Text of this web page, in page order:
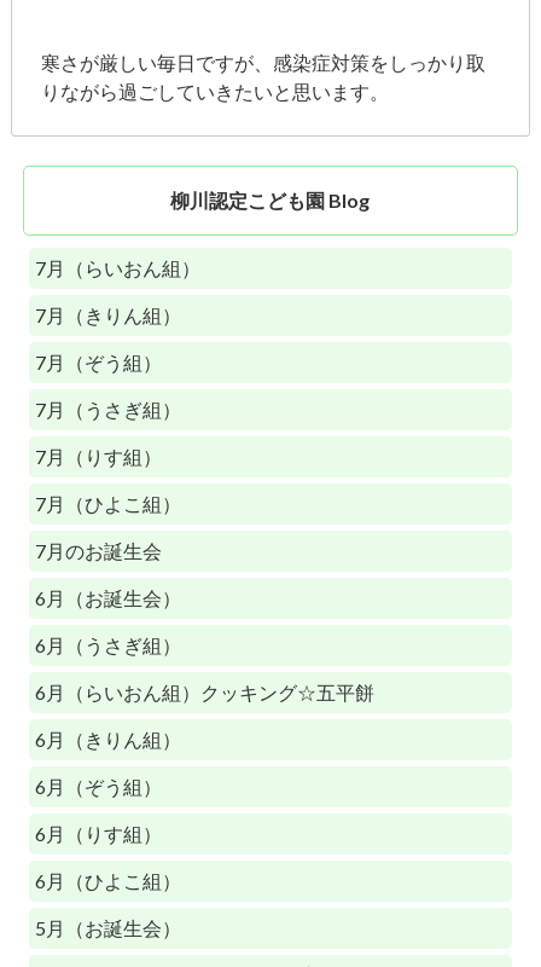
寒さが厳しい毎日ですが、感染症対策をしっかり取
りながら過ごしていきたいと思います。
柳川認定こども園 Blog
7月（らいおん組）
7月（きりん組）
7月（ぞう組）
7月（うさぎ組）
7月（りす組）
7月（ひよこ組）
7月のお誕生会
6月（お誕生会）
6月（うさぎ組）
6月（らいおん組）クッキング☆五平餅
6月（きりん組）
6月（ぞう組）
6月（りす組）
6月（ひよこ組）
5月（お誕生会）